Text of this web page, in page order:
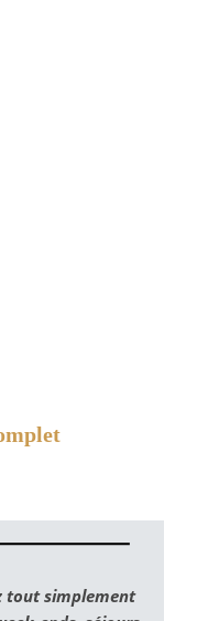
tout simplement